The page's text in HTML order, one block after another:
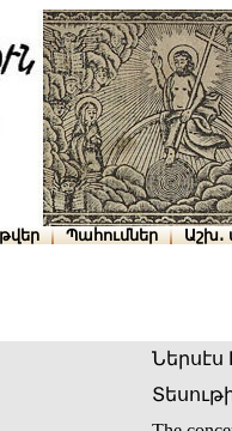
Պահումներ Աշխ․